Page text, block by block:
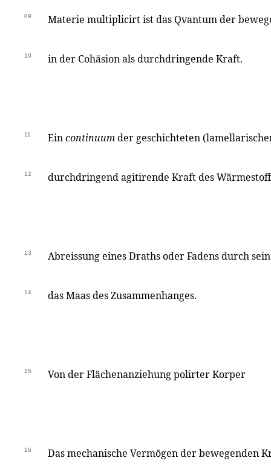
09 Materie multiplicirt ist das Qvantum der
10 in der Cohäsion als durchdringende Kraft.
11 Eincontinuumder geschichteten
12 durchdringend agitirende Kraft des
13 Abreissung eines Draths oder Fadens durch
14 das Maas des Zusammenhanges.
15 Von der Flächenanziehung polirter Korper
16 Das mechanische Vermögen der bewegenden